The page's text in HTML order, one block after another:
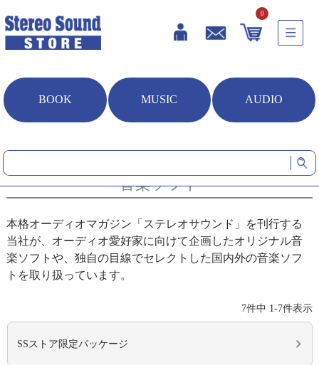
0
BOOK MUSIC AUDIO
音楽ソフト
本格オーディオマガジン「ステレオサウンド」を刊行する
当社が、オーディオ愛好家に向けて企画したオリジナル音
楽ソフトや、独自の目線でセレクトした国内外の音楽ソフ
トを取り扱っています。
7件中 1-7件表示
SSストア限定パッケージ